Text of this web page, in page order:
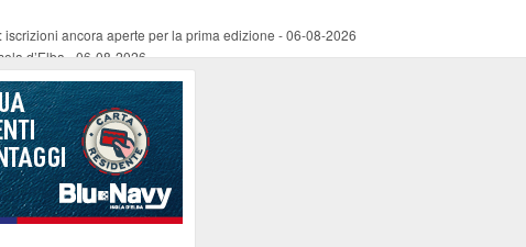
iscrizioni ancora aperte per la prima edizione -06-08-2026
d’Elba-06-08-2026
illeso il conducente-06-08-2026
comunale in occasione del Santo Patrono
di Liberazione: il programma della prima serata